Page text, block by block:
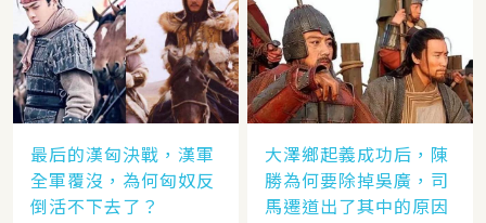
最后的漢匈決戰，漢軍
全軍覆沒，為何匈奴反
倒活不下去了？
大澤鄉起義成功后，陳
勝為何要除掉吳廣，司
馬遷道出了其中的原因